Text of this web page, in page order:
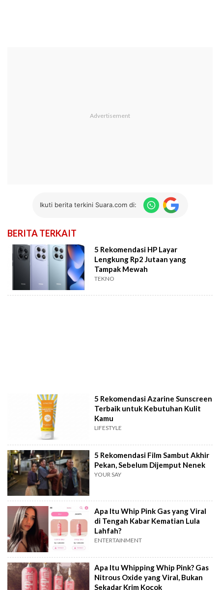
Ikuti berita terkini Suara.com di:
BERITA TERKAIT
5 Rekomendasi HP Layar
Lengkung Rp2 Jutaan yang
Tampak Mewah
TEKNO
5 Rekomendasi Azarine Sunscreen
Terbaik untuk Kebutuhan Kulit
Kamu
LIFESTYLE
5 Rekomendasi Film Sambut Akhir
Pekan, Sebelum Dijemput Nenek
YOUR SAY
Apa Itu Whip Pink Gas yang Viral
di Tengah Kabar Kematian Lula
Lahfah?
ENTERTAINMENT
Apa Itu Whipping Whip Pink? Gas
Nitrous Oxide yang Viral, Bukan
Sekadar Krim Kocok